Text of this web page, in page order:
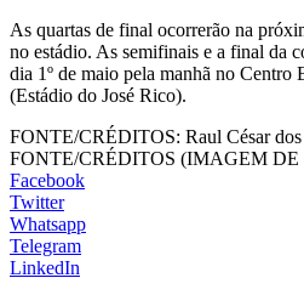
As quartas de final ocorrerão na
no estádio. As semifinais e a final da
dia 1º de maio pela manhã no Centro
(Estádio do José Rico).
FONTE/CRÉDITOS: Raul César
FONTE/CRÉDITOS (IMAGEM DE
Facebook
Twitter
Whatsapp
Telegram
LinkedIn